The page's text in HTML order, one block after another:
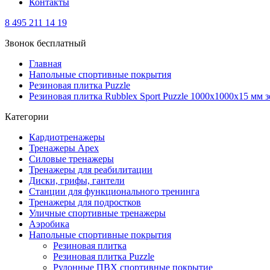
Контакты
8 495 211 14 19
Звонок бесплатный
Главная
Напольные спортивные покрытия
Резиновая плитка Puzzle
Резиновая плитка Rubblex Sport Puzzle 1000x1000x15 мм
Категории
Кардиотренажеры
Тренажеры Apex
Силовые тренажеры
Тренажеры для реабилитации
Диски, грифы, гантели
Станции для функционального тренинга
Тренажеры для подростков
Уличные спортивные тренажеры
Аэробика
Напольные спортивные покрытия
Резиновая плитка
Резиновая плитка Puzzle
Рулонные ПВХ спортивные покрытие